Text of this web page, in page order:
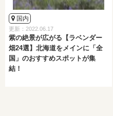
国内
更新：2022.06.17
紫の絶景が広がる【ラベンダー
畑24選】北海道をメインに「全
国」のおすすめスポットが集
結！